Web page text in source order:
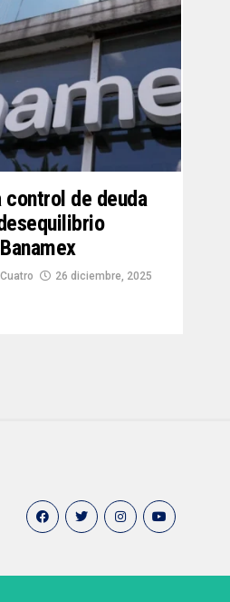
control de deuda
26 diciembre, 2025